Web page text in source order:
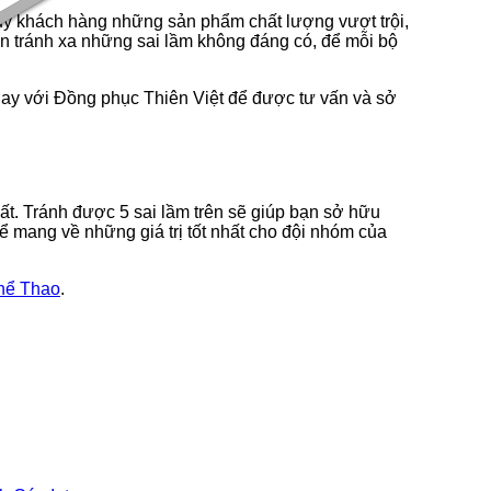
khách hàng những sản phẩm chất lượng vượt trội,
tránh xa những sai lầm không đáng có, để mỗi bộ
với Đồng phục Thiên Việt để được tư vấn và sở
Tránh được 5 sai lầm trên sẽ giúp bạn sở hữu
về những giá trị tốt nhất cho đội nhóm của
Thao.